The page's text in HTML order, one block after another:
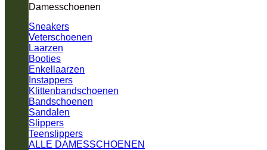
Damesschoenen
Sneakers
Veterschoenen
Laarzen
Booties
Enkellaarzen
Instappers
Klittenbandschoenen
Bandschoenen
Sandalen
Slippers
Teenslippers
ALLE DAMESSCHOENEN